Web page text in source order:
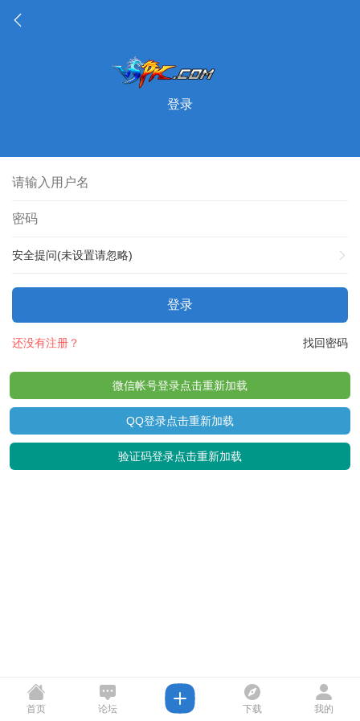
登录
安全提问(未设置请忽略)
登录
找回密码
还没有注册？
微信帐号登录点击重新加载
QQ登录点击重新加载
验证码登录点击重新加载
首页 论坛 下载 我的